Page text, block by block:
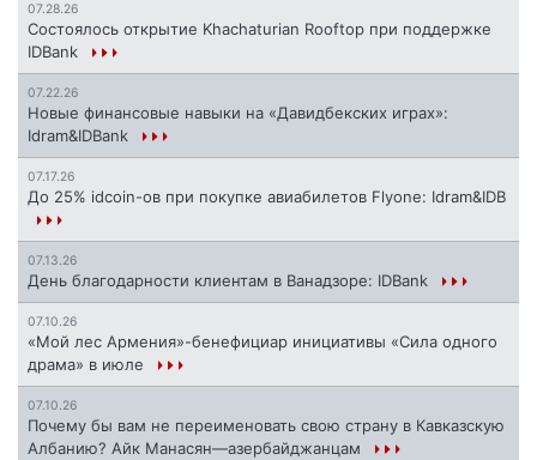
07.28.26
Состоялось открытие Khachaturian Rooftop при поддержке
IDBank
07.22.26
Новые финансовые навыки на «Давидбекских играх»:
Idram&IDBank
07.17.26
До 25% idcoin-ов при покупке авиабилетов Flyone: Idram&IDB
07.13.26
День благодарности клиентам в Ванадзоре: IDBank
07.10.26
«Мой лес Армения»-бенефициар инициативы «Сила одного
драма» в июле
07.10.26
Почему бы вам не переименовать свою страну в Кавказскую
Албанию? Айк Манасян—азербайджанцам